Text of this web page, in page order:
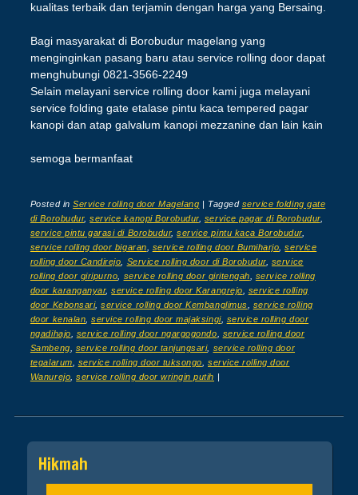
kualitas terbaik dan terjamin dengan harga yang Bersaing.
Bagi masyarakat di Borobudur magelang yang
menginginkan pasang baru atau service rolling door dapat
menghubungi 0821-3566-2249
Selain melayani service rolling door kami juga melayani
service folding gate etalase pintu kaca tempered pagar
kanopi dan atap galvalum kanopi mezzanine dan lain kain
semoga bermanfaat
Posted inService rolling door Magelang | Tagged service folding gate
di Borobudur,service kanopi Borobudur, service pagar di Borobudur,
service pintu garasi di Borobudur,service pintu kaca Borobudur
service rolling door bigaran
service rolling door Bumiharjo ,service
rolling door Candirejo
Service rolling door di Borobudur, service
rolling door giripurno
service rolling door giritengah
service rolling
door karanganyar,service rolling door Karangrejo
service rolling
door Kebonsari,service rolling door Kembanglimus
service rolling
door kenalan ,service rolling door majaksingi, service rolling door
ngadihajo
service rolling door ngargogondo
service rolling door
Sambeng
service rolling door tanjungsari, service rolling door
tegalarum
service rolling door tuksongo
service rolling door
Wanurejo ,service rolling door wringin putih |
Post navigation
Hikmah